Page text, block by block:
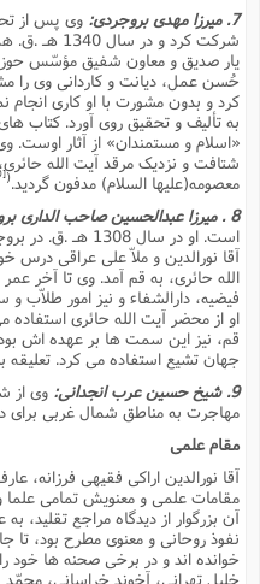
7. میرزا مهدى بروجردى:
وى پس از
شرکت کرد و در
یار صدیق و معاون شفیق مؤسّس حوزه
حُسن عمل، دیانت و کاردانى وى را
کرد و بدون مشورت با او کارى انجام
به تألیف و تحقیق روى آورد. کتاب
شتافت و نزدیک مرقد آیت الله
معصومه(علیها السلام) مدفون گردید.(
[30]
8 . میرزا عبدالحسین صاحب الدارى بروجردى:
است. او در سال
الله حائرى، به قم آمد. وى تا آخر
فیضیه، دارالشفاء و نیز امور طلاّب و
او از محضر آیت الله حائرى استفاده
قم، نیز این سمت ها بر عهده اش
جهان تشیع استفاده مى کرد. تعلیقه
9. شیخ حسین عرب انجدانى:
وى از
مهاجرت به مناطق شمال غربى براى
مقام علمى
آقا نورالدین اراکى فقیهى فرزانه،
مقامات علمى و معنویش تمامى علما
آن بزرگوار از دیدگاه مراجع تقلید،
نفوذ روحانى و معنوى مطرح بود، تا
خوانده اند و در برخى صحنه ها خود
خلیل تهرانى، آخوند خراسانى،